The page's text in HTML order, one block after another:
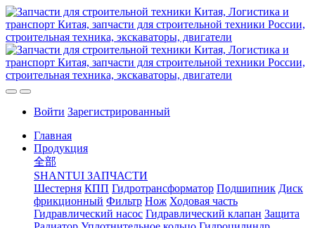
Войти Зарегистрированный
Главная
Продукция
全部
SHANTUI ЗАПЧАСТИ
Шестерня КПП Гидротрансформатор Подшипник Диск
фрикционный Фильтр Нож Ходовая часть
Гидравлический насос Гидравлический клапан Защита